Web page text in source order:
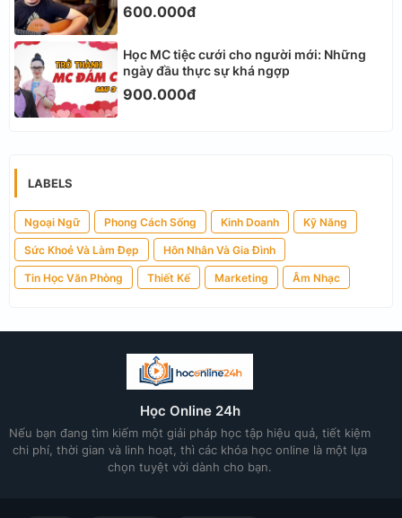
600.000đ
Học MC tiệc cưới cho người mới: Những
ngày đầu thực sự khá ngợp
900.000đ
LABELS
Ngoại Ngữ Phong Cách Sống Kinh Doanh Kỹ Năng
Sức Khoẻ Và Làm Đẹp Hôn Nhân Và Gia Đình
Tin Học Văn Phòng Thiết Kế Marketing Âm Nhạc
Học Online 24h
Nếu bạn đang tìm kiếm một giải pháp học tập hiệu quả, tiết kiệm
chi phí, thời gian và linh hoạt, thì các khóa học online là một lựa
chọn tuyệt vời dành cho bạn.